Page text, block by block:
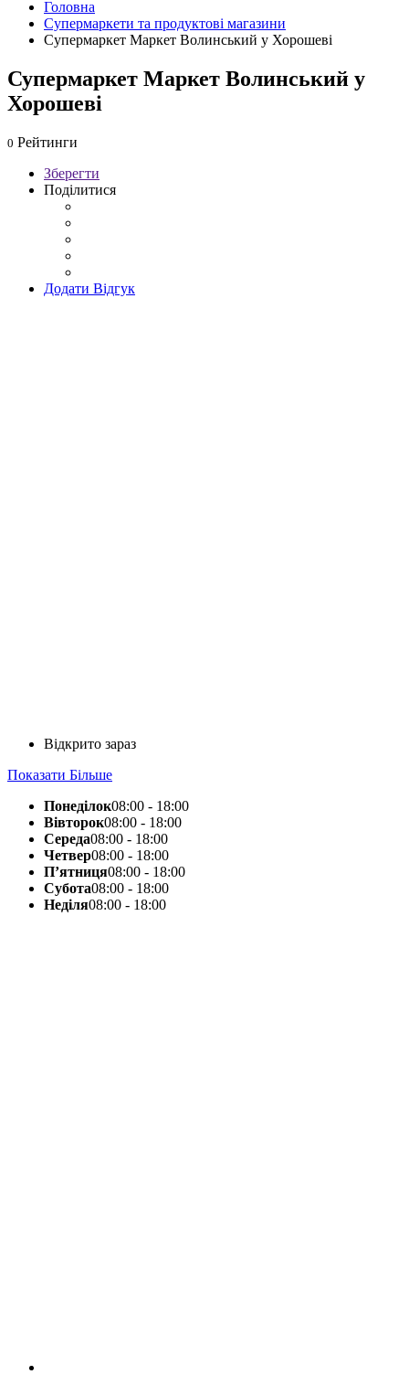
Головна
Супермаркети та продуктові магазини
Супермаркет Маркет Волинський у Хорошеві
Супермаркет Маркет Волинський у
Хорошеві
0 Рейтинги
Зберегти
Поділитися
Додати Відгук
Відкрито зараз
Показати Більше
Понеділок08:00 - 18:00
Вівторок08:00 - 18:00
Середа08:00 - 18:00
Четвер08:00 - 18:00
П’ятниця08:00 - 18:00
Субота08:00 - 18:00
Неділя08:00 - 18:00